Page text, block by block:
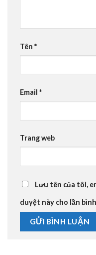
Tên *
Email *
Trang web
Lưu tên của tôi,
duyệt này cho lần